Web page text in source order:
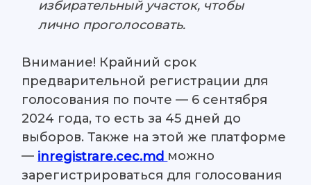
избирательный участок, чтобы
лично проголосовать.
Внимание! Крайний срок
предварительной регистрации для
голосования по почте — 6 сентября
2024 года, то есть за 45 дней до
выборов. Также на этой же платформе
— inregistrare.cec.md можно
зарегистрироваться для голосования